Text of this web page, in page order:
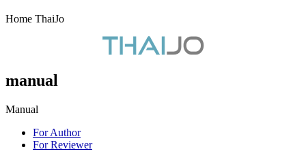
Home ThaiJo
manual
Manual
For Author
For Reviewer